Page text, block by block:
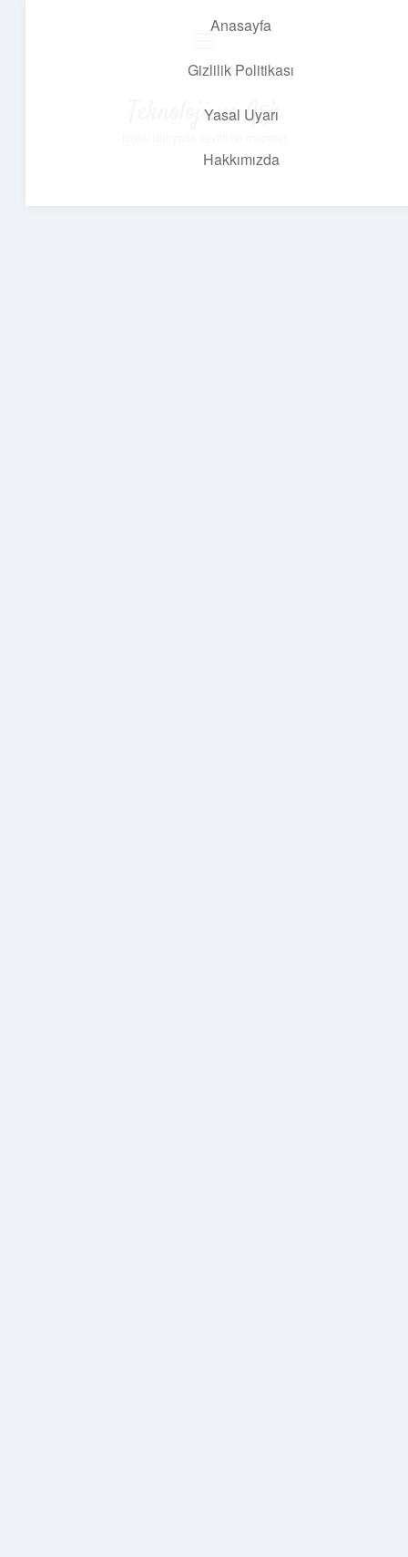
Anasayfa
Gizlilik Politikası
Yasal Uyarı
Hakkımızda
Teknoloji ve Aşk